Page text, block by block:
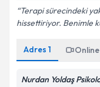
Terapi sürecindeki
hissettiriyor. Benimle
Adres 1
Nurdan Yoldaş